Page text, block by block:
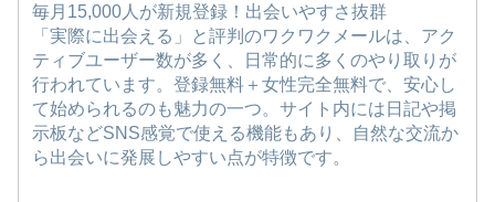
毎月15,000人が新規登録！出会いやすさ抜群
「実際に出会える」と評判のワクワクメールは、アク
ティブユーザー数が多く、日常的に多くのやり取りが
行われています。登録無料＋女性完全無料で、安心し
て始められるのも魅力の一つ。サイト内には日記や掲
示板などSNS感覚で使える機能もあり、自然な交流か
ら出会いに発展しやすい点が特徴です。